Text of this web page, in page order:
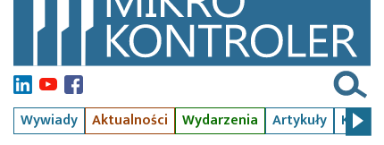
Wywiady Aktualności Wydarzenia Artykuły Kursy